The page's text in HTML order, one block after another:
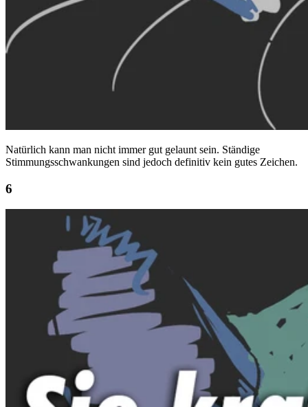
Natürlich kann man nicht immer gut gelaunt sein. Ständige
Stimmungsschwankungen sind jedoch definitiv kein gutes Zeichen.